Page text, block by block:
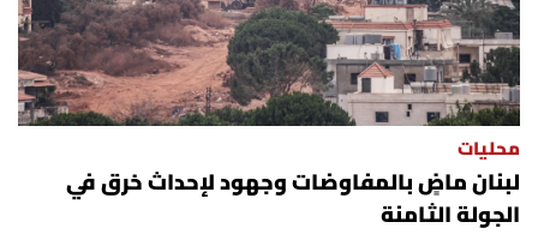
محليات
لبنان ماضٍ بالمفاوضات وجهود لإحداث خرق في
الجولة الثامنة